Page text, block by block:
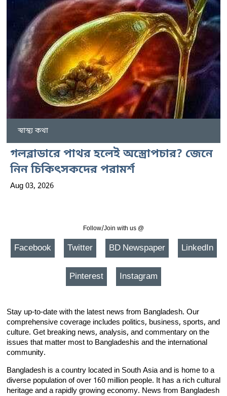
স্বাস্থ্য কথা
গলব্লাডারে পাথর হলেই অস্ত্রোপচার? জেনে
নিন চিকিৎসকদের পরামর্শ
Aug 03, 2026
Follow/Join with us @
Facebook Twitter BD Newspaper LinkedIn
Pinterest Instagram
Stay up-to-date with the latest news from Bangladesh. Our
comprehensive coverage includes politics, business, sports, and
culture. Get breaking news, analysis, and commentary on the
issues that matter most to Bangladeshis and the international
community.
Bangladesh is a country located in South Asia and is home to a
diverse population of over 160 million people. It has a rich cultural
heritage and a rapidly growing economy. News from Bangladesh